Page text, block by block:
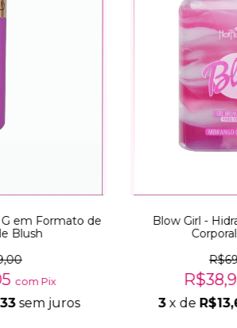
em Formato de
Blush
com Pix
sem juros
Blow Girl -
3 x de